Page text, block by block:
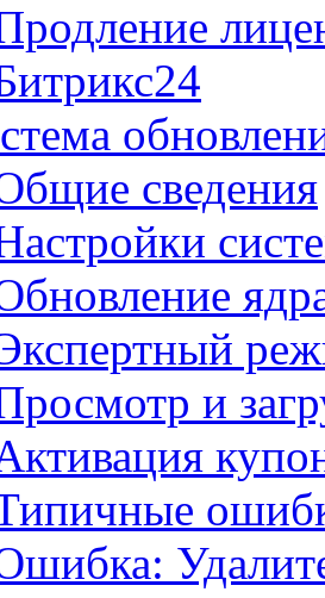
сведения
и